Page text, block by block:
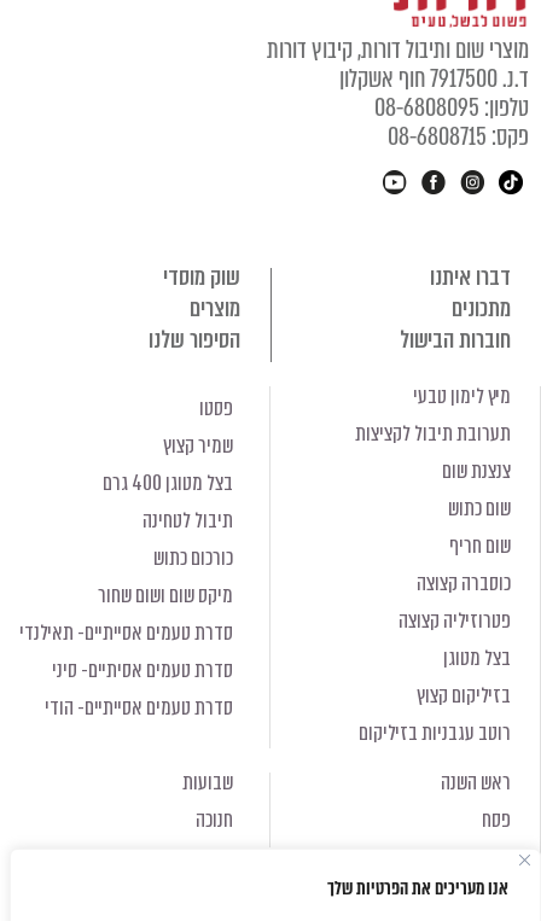
אנו מעריכים את הפרטיות שלך
מוצרי שום ותיבול דורות, קיבוץ דורות
ד.נ. 7917500 חוף אשקלון
טלפון: 08-6808095
פקס: 08-6808715
דברו איתנו
שוק מוסדי
מתכונים
מוצרים
חוברות הבישול
הסיפור שלנו
מיץ לימון טבעי
תערובת תיבול לקציצות
צנצנת שום
שום כתוש
שום חריף
כוסברה קצוצה
פטרוזיליה קצוצה
בצל מטוגן
בזיליקום קצוץ
רוטב עגבניות בזיליקום
פסטו
שמיר קצוץ
בצל מטוגן 400 גרם
תיבול לטחינה
כורכום כתוש
מיקס שום ושום שחור
סדרת טעמים אסייתיים- תאילנדי
סדרת טעמים אסיתיים- סיני
סדרת טעמים אסייתיים- הודי
ראש השנה
פסח
שבועות
חנוכה
ראש השנה